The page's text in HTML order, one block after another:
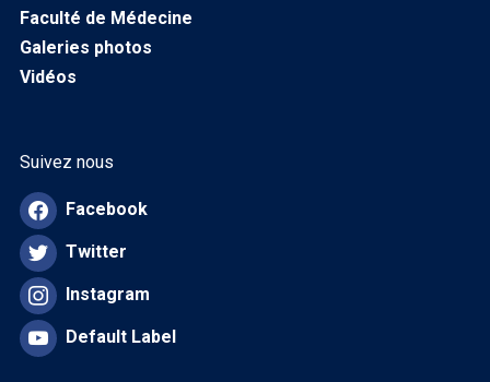
Faculté de Médecine
Galeries photos
Vidéos
Suivez nous
Facebook
Twitter
Instagram
Default Label